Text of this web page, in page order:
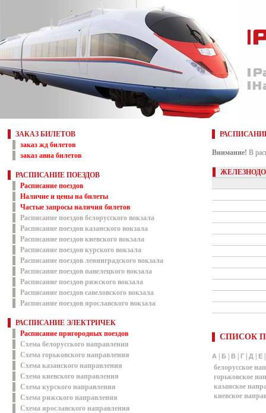
ЗАКАЗ БИЛЕТОВ
заказ жд билетов
заказ авиа билетов
РАСПИСАНИЕ ПОЕЗДОВ
Расписание поездов
Наличие и цены на билеты
Частые запросы наличия билетов
Расписание поездов белорусского вокзала
Расписание поездов казанского вокзала
Расписание поездов киевского вокзала
Расписание поездов курского вокзала
Расписание поездов ленинградского вокзала
Расписание поездов павелецкого вокзала
Расписание поездов рижского вокзала
Расписание поездов савеловского вокзала
Расписание поездов ярославского вокзала
РАСПИСАНИЕ ЭЛЕКТРИЧЕК
Расписание пригородных поездов
Схема белорусского направления
Схема горьковского направления
Схема казанского направления
Схема киевского направления
Схема курского направления
Схема рижского направления
Схема ярославского направления
Внимание! В
СПИСОК
А Б В Г Д Е
белорусское
горьковское
казанское
киевское